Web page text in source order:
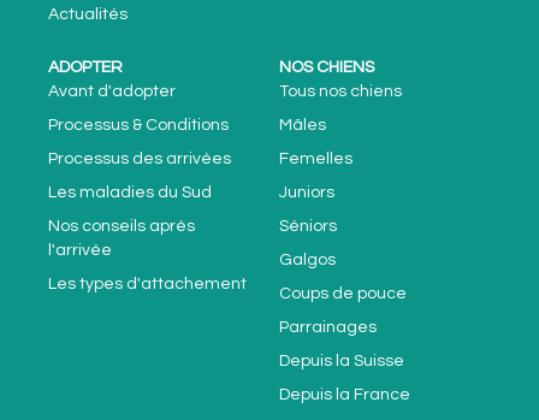
Actualités
ADOPTER
Avant d'adopter
Processus & Conditions
Processus des arrivées
Les maladies du Sud
Nos conseils après
l'arrivée
Les types d'attachement
NOS CHIENS
Tous nos chiens
Mâles
Femelles
Juniors
Séniors
Galgos
Coups de pouce
Parrainages
Depuis la Suisse
Depuis la France